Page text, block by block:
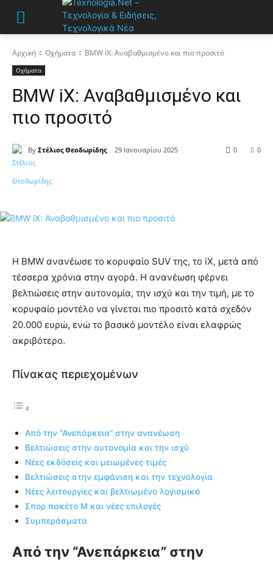
Αρχική Οχήματα BMW iX: Αναβαθμισμένο και πιο προσιτό
Οχήματα
BMW iX: Αναβαθμισμένο και
πιο προσιτό
By Στέλιος Θεοδωρίδης 29 Ιανουαρίου 2025 0
0
Η BMW ανανέωσε το κορυφαίο SUV της, το iX, μετά από
τέσσερα χρόνια στην αγορά. Η ανανέωση φέρνει
βελτιώσεις στην αυτονομία, την ισχύ και την τιμή, με το
κορυφαίο μοντέλο να γίνεται πιο προσιτό κατά σχεδόν
20.000 ευρώ, ενώ το βασικό μοντέλο είναι ελαφρώς
ακριβότερο.
Πίνακας περιεχομένων
Από την “Ανεπάρκεια” στην ανανέωση
Βελτιώσεις στην αυτονομία και την ισχύ
Νέες εκδόσεις και μειωμένες τιμές
Βελτιώσεις στην εμφάνιση και την τεχνολογία
Νέες λειτουργίες και βελτιωμένο λογισμικό
Σπορ πακέτο M και νέες επιλογές
Συμπεράσματα
Από την “Ανεπάρκεια” στην